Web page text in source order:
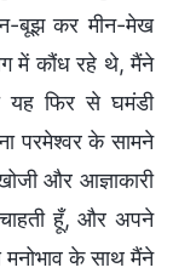
बूझ कर मीन-मेख
में कौंध रहे थे, मैंने
फिर से घमंडी
परमेश्वर के सामने
और आज्ञाकारी
हूँ, और अपने
के साथ मैंने